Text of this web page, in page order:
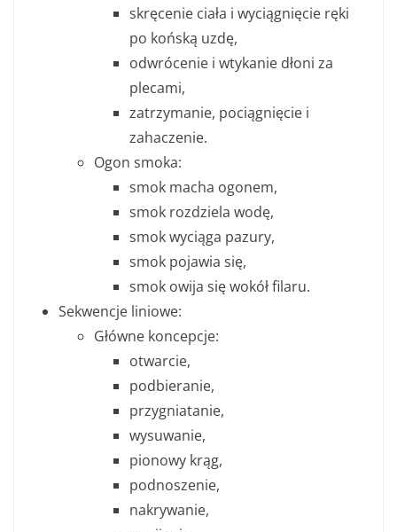
skręcenie ciała i wyciągnięcie ręki
po końską uzdę,
odwrócenie i wtykanie dłoni za
plecami,
zatrzymanie, pociągnięcie i
zahaczenie.
Ogon smoka:
smok macha ogonem,
smok rozdziela wodę,
smok wyciąga pazury,
smok pojawia się,
smok owija się wokół filaru.
Sekwencje liniowe:
Główne koncepcje:
otwarcie,
podbieranie,
przygniatanie,
wysuwanie,
pionowy krąg,
podnoszenie,
nakrywanie,